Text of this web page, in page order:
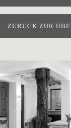
ZURÜCK ZUR